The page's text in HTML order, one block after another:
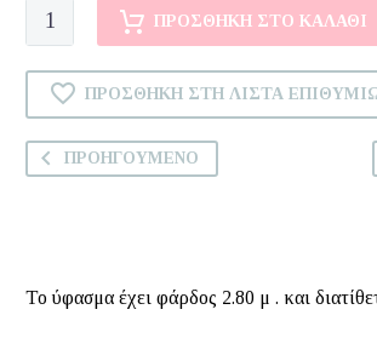
ΥΦΑΣΜΑ
ΕΠΙΠΛΩΣΗΣ
ΜΕ
ΛΟΥΛΟΥΔΙ
2.80
ΠΡΟΣΘΉΚΗ ΣΤΟ ΚΑΛΆΘΙ
ΠΡΟΣΘΉΚΗ ΣΤΗ ΛΊΣΤΑ
ΠΡΟΗΓΟΎΜΕΝΟ
Το ύφασμα έχει φάρδος 2.80 μ . και